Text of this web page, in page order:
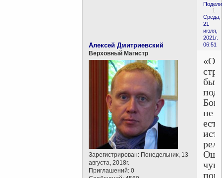
1
Среда,
21
июля,
2021г.
06:51
Алексей Дмитриевский
Верховный Магистр
Зарегистрирован: Понедельник, 13
августа, 2018г.
Приглашений: 0
Богу
не
есть